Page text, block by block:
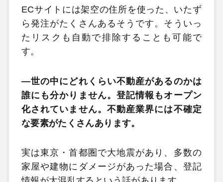
ECサイトには架空の住所を使った、いたず
ら発注がたくさんあるそうです。そういっ
たリスクも自動で排除することも可能で
す。
―世の中にどれくらい不動産があるのかは
誰にも分かりません。登記情報もオープン
化されていません。不動産業界には不確定
な要素がたくさんあります。
実は東京・首都圏で大地震があり、多数の
家屋や建物にダメージがあった場合、登記